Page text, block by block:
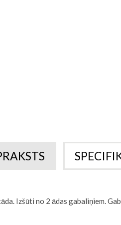
Izšūti no 2 ādas gabaliņiem.